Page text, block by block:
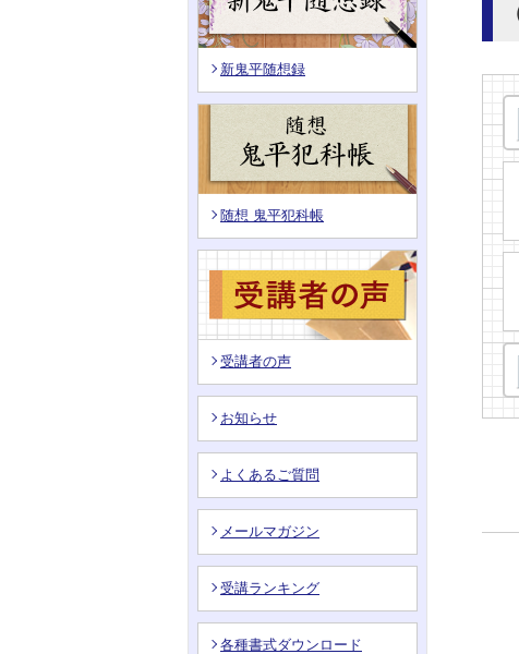
新鬼平随想録
随想 鬼平犯科帳
受講者の声
お知らせ
よくあるご質問
メールマガジン
受講ランキング
各種書式ダウンロード